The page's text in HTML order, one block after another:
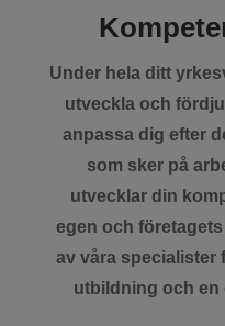
Under hela ditt
utveckla och
anpassa dig efter
som sker på
utvecklar din
egen och
av våra specialister
utbildning och en